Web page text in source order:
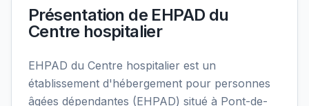
Présentation de EHPAD du
Centre hospitalier
EHPAD du Centre hospitalier est un
établissement d'hébergement pour personnes
âgées dépendantes (EHPAD) situé à Pont-de-